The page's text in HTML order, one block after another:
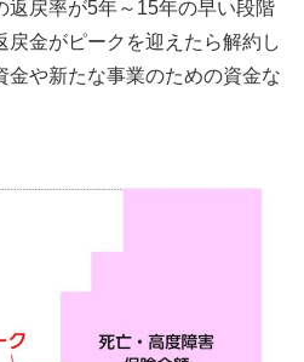
返戻率が5年～15年の早い段階
戻金がピークを迎えたら解約し
金や新たな事業のための資金な